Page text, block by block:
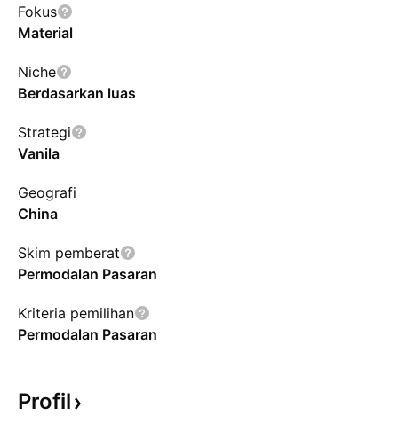
Fokus
Material
Niche
Berdasarkan luas
Strategi
Vanila
Geografi
China
Skim pemberat
Permodalan Pasaran
Kriteria pemilihan
Permodalan Pasaran
Profil